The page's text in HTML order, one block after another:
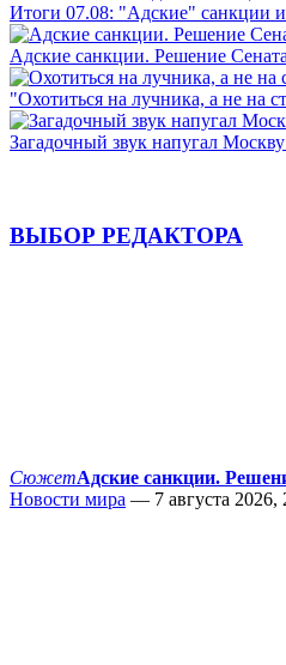
Итоги 07.08: "Адские" санкции
Адские санкции. Решение
"Охотиться на лучника, а не на
Загадочный звук напугал
ВЫБОР РЕДАКТОРА
СюжетАдские санкции.
Новости мира — 7 августа 2026,